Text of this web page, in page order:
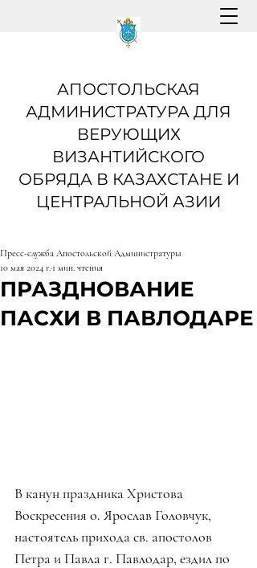
АПОСТОЛЬСКАЯ
АДМИНИСТРАТУРА ДЛЯ
ВЕРУЮЩИХ
ВИЗАНТИЙСКОГО
ОБРЯДА В КАЗАХСТАНЕ И
ЦЕНТРАЛЬНОЙ АЗИИ
ПРАЗДНОВАНИЕ
ПАСХИ В ПАВЛОДАРЕ
Пресс-служба Апостольской Администратуры
10 мая 2024 г. 1 мин. чтения
В канун праздника Христова
Воскресения о. Ярослав Головчук,
настоятель прихода св. апостолов
Петра и Павла г. Павлодар, ездил по